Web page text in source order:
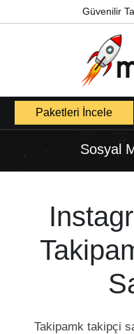
Güvenilir
Paketleri İncele
Sosyal
Takipamk takipçi